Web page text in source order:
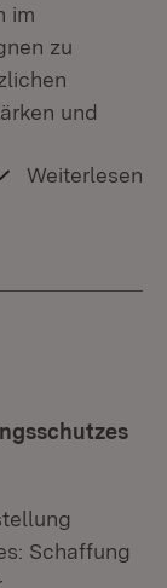
im
zu
und
Weiterlesen
Schaffung